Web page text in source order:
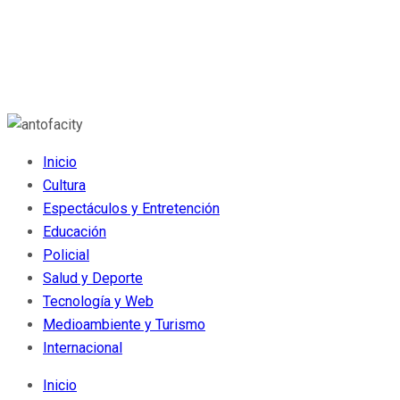
Inicio
Cultura
Espectáculos y Entretención
Educación
Policial
Salud y Deporte
Tecnología y Web
Medioambiente y Turismo
Internacional
Inicio